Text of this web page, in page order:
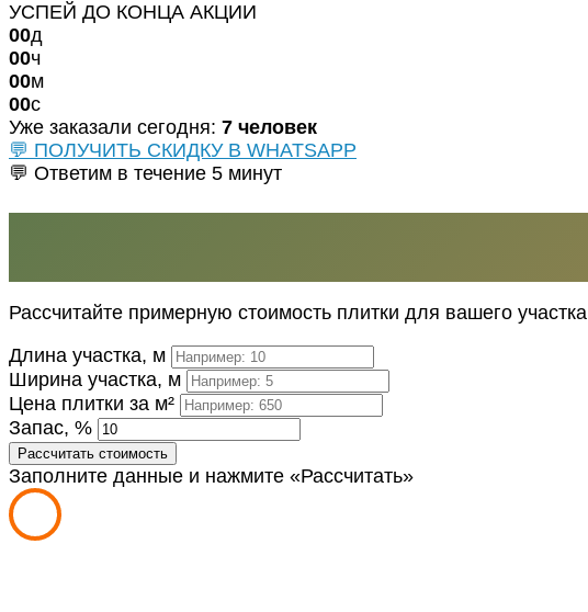
УСПЕЙ ДО КОНЦА АКЦИИ
00д
00ч
00м
00с
Уже заказали сегодня: 7 человек
💬 ПОЛУЧИТЬ СКИДКУ В WHATSAPP
💬 Ответим в течение 5 минут
Рассчитайте примерную стоимость плитки для вашего участка
Длина участка, м
Ширина участка, м
Цена плитки за м²
Запас, %
Рассчитать стоимость
Заполните данные и нажмите «Рассчитать»